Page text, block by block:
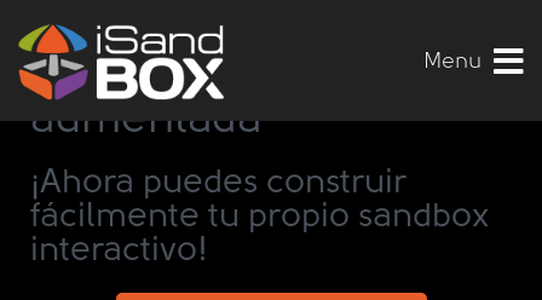
Menu
Obtén el software de
sandbox de realidad
aumentada
¡Ahora puedes construir
fácilmente tu propio sandbox
interactivo!